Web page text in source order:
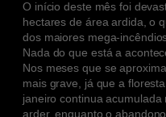
O início deste mês foi
hectares de área ardida, o
dos maiores mega-
Nada do que está a
Nos meses que se
mais grave, já que a
janeiro continua
arder, enquanto o